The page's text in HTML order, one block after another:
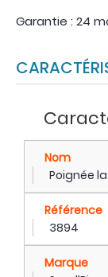
Garantie : 24
Nom
Poignée
Référence
3894
Marque